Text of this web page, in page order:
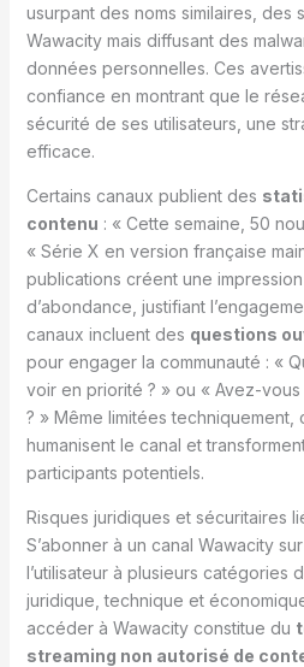
usurpant des noms similaires, des
Wawacity mais diffusant des
données personnelles. Ces
confiance en montrant que le
sécurité de ses utilisateurs, une
efficace.
Certains canaux publient des
contenu : « Cette semaine, 50
« Série X en version française
publications créent une
d’abondance, justifiant
canaux incluent des questions
pour engager la communauté : «
voir en priorité ? » ou « Avez-
? » Même limitées techniquement,
humanisent le canal et
participants potentiels.
Risques juridiques et sécuritaires
S’abonner à un canal Wawacity
l’utilisateur à plusieurs catégories
juridique, technique et
accéder à Wawacity constitue du
streaming non autorisé de